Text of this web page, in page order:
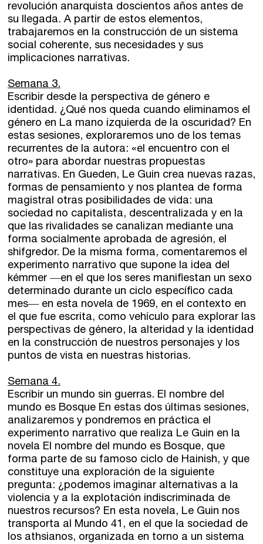
revolución anarquista doscientos años antes de
su llegada. A partir de estos elementos,
trabajaremos en la construcción de un sistema
social coherente, sus necesidades y sus
implicaciones narrativas.
Semana 3.
Escribir desde la perspectiva de género e
identidad. ¿Qué nos queda cuando eliminamos el
género en La mano izquierda de la oscuridad? En
estas sesiones, exploraremos uno de los temas
recurrentes de la autora: «el encuentro con el
otro» para abordar nuestras propuestas
narrativas. En Gueden, Le Guin crea nuevas razas,
formas de pensamiento y nos plantea de forma
magistral otras posibilidades de vida: una
sociedad no capitalista, descentralizada y en la
que las rivalidades se canalizan mediante una
forma socialmente aprobada de agresión, el
shifgredor. De la misma forma, comentaremos el
experimento narrativo que supone la idea del
kémmer ―en el que los seres manifiestan un sexo
determinado durante un ciclo específico cada
mes― en esta novela de 1969, en el contexto en
el que fue escrita, como vehículo para explorar las
perspectivas de género, la alteridad y la identidad
en la construcción de nuestros personajes y los
puntos de vista en nuestras historias.
Semana 4.
Escribir un mundo sin guerras. El nombre del
mundo es Bosque En estas dos últimas sesiones,
analizaremos y pondremos en práctica el
experimento narrativo que realiza Le Guin en la
novela El nombre del mundo es Bosque, que
forma parte de su famoso ciclo de Hainish, y que
constituye una exploración de la siguiente
pregunta: ¿podemos imaginar alternativas a la
violencia y a la explotación indiscriminada de
nuestros recursos? En esta novela, Le Guin nos
transporta al Mundo 41, en el que la sociedad de
los athsianos, organizada en torno a un sistema